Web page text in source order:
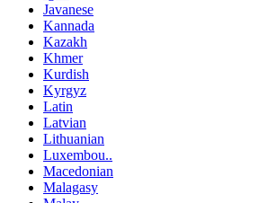
Javanese
Kannada
Kazakh
Khmer
Kurdish
Kyrgyz
Latin
Latvian
Lithuanian
Luxembou..
Macedonian
Malagasy